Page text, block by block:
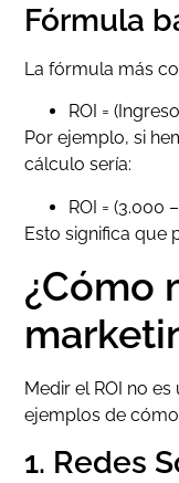
Fórmula
La fórmula más
ROI =
Por ejemplo, si
cálculo sería:
ROI = (3.000
Esto significa que
¿Cómo
Medir el ROI no
ejemplos de
1. Redes